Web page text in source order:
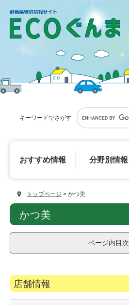
て
キーワードでさがす
おすすめ情報 分野別情報
トップページ > かつ美
本
かつ美
ページ内目次
店舗情報